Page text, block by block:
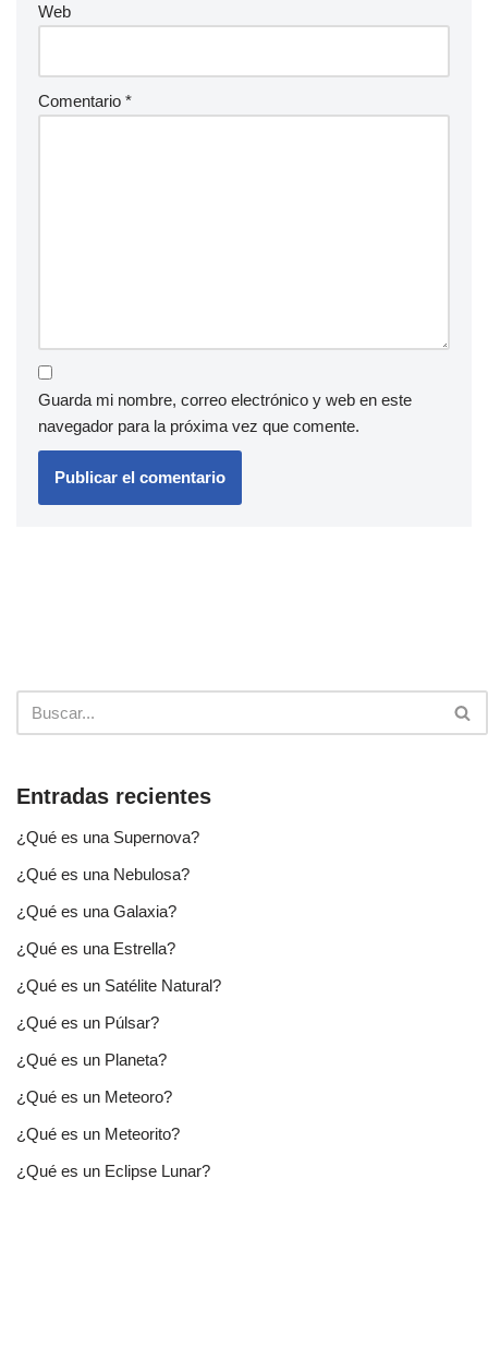
Web
Comentario *
Guarda mi nombre, correo electrónico y web en este
navegador para la próxima vez que comente.
Entradas recientes
¿Qué es una Supernova?
¿Qué es una Nebulosa?
¿Qué es una Galaxia?
¿Qué es una Estrella?
¿Qué es un Satélite Natural?
¿Qué es un Púlsar?
¿Qué es un Planeta?
¿Qué es un Meteoro?
¿Qué es un Meteorito?
¿Qué es un Eclipse Lunar?